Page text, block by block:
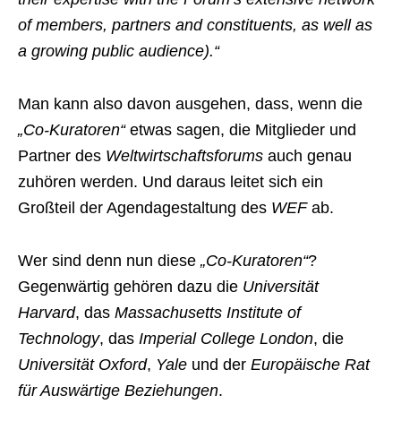
of members, partners and constituents, as well as
a growing public audience).“
Man kann also davon ausgehen, dass, wenn die
„Co-Kuratoren“etwas sagen, die Mitglieder und
Partner des Weltwirtschaftsforums auch genau
zuhören werden. Und daraus leitet sich ein
Großteil der Agendagestaltung des WEFab.
Wer sind denn nun diese „Co-Kuratoren“?
Gegenwärtig gehören dazu die Universität
Harvard, das Massachusetts Institute of
Technology, das Imperial College London, die
Universität Oxford, Yale und der Europäische Rat
für Auswärtige Beziehungen.